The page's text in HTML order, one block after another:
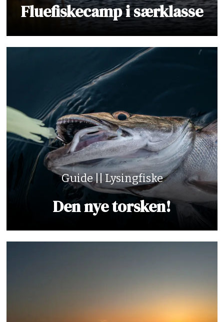
Fluefiskecamp i særklasse
Guide || Lysingfiske
Den nye torsken!